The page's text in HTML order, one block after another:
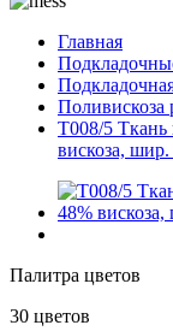
Главная
Поливискоза
T008/5 Ткань
вискоза,
Палитра цветов
30 цветов